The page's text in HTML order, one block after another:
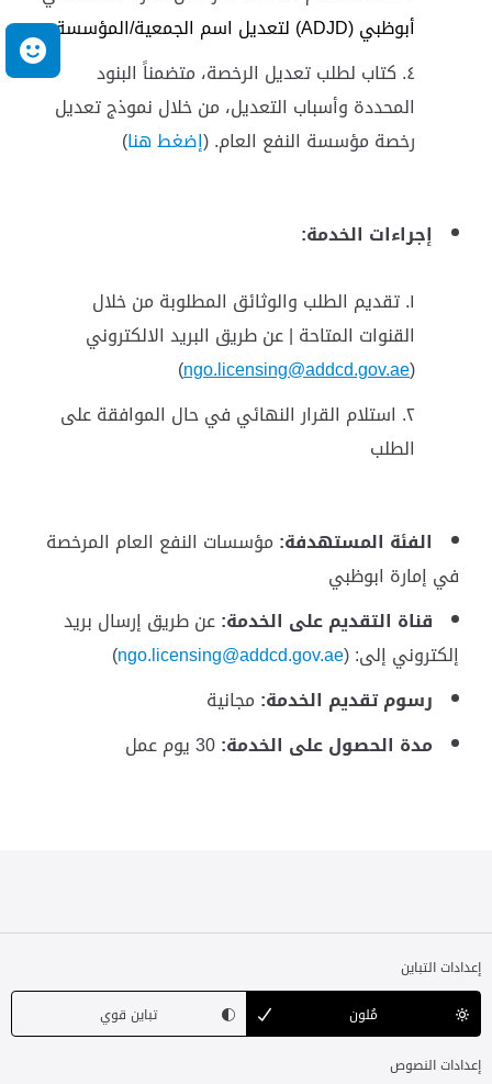
أبوظبي (ADJD) لتعديل اسم الجمعية/المؤسسة
.
كتاب لطلب تعديل الرخصة، متضمناً البنود
المحددة وأسباب التعديل، من خلال نموذج تعديل
رخصة مؤسسة النفع العام. (إضغط هنا)
إجراءات الخدمة:
تقديم الطلب والوثائق المطلوبة من خلال
القنوات المتاحة | عن طريق البريد الالكتروني
(
ngo.licensing@addcd.gov.ae
)
استلام القرار النهائي في حال الموافقة على
الطلب
الفئة المستهدفة: مؤسسات النفع العام المرخصة
في إمارة ابوظبي
قناة التقديم على الخدمة:عن طريق إرسال بريد
إلكتروني إلى: (ngo.licensing@addcd.gov.ae
)
رسوم تقديم الخدمة: مجانية
مدة الحصول على الخدمة:30 يوم عمل
إعدادات التباين
مُلون
تباين قوي
إعدادات النصوص